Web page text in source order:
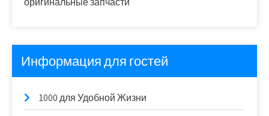
Информация для гостей
1000 для Удобной Жизни